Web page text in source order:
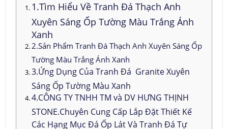
1.Tìm Hiểu Về Tranh Đá Thạch Anh
Xuyên Sáng Ốp Tường Màu Trắng Ánh
Xanh
2.Sản Phẩm Tranh Đá Thạch Anh Xuyên Sáng Ốp
Tường Màu Trắng Ánh Xanh
3.Ứng Dụng Của Tranh Đá Granite Xuyên
Sáng Ốp Tường Màu Xanh
4.CÔNG TY TNHH TM và DV HƯNG THỊNH
STONE.Chuyên Cung Cấp Lắp Đặt Thiết Kế
Các Hạng Mục Đá Ốp Lát Và Tranh Đá Tự